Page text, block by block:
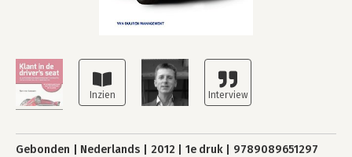
Gebonden Nederlands 2012 1e druk 9789089651297